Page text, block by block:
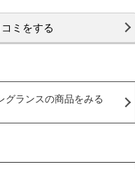
ミをする
グランスの商品をみる